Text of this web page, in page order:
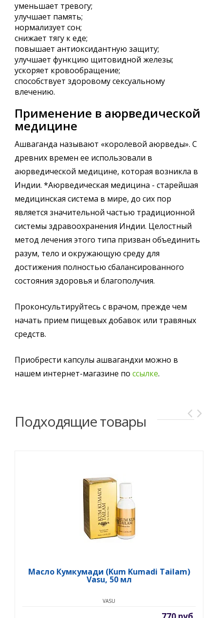
уменьшает тревогу;
улучшает память;
нормализует сон;
снижает тягу к еде;
повышает антиоксидантную защиту;
улучшает функцию щитовидной железы;
ускоряет кровообращение;
способствует здоровому сексуальному
влечению.
Применение в аюрведической
медицине
Ашваганда называют «королевой аюрведы». С
древних времен ее использовали в
аюрведической медицине, которая возникла в
Индии. *Аюрведическая медицина - старейшая
медицинская система в мире, до сих пор
является значительной частью традиционной
системы здравоохранения Индии. Целостный
метод лечения этого типа призван объединить
разум, тело и окружающую среду для
достижения полностью сбалансированного
состояния здоровья и благополучия.
Проконсультируйтесь с врачом, прежде чем
начать прием пищевых добавок или травяных
средств.
Приобрести капсулы ашвагандхи можно в
нашем интернет-магазине по ссылке.
Подходящие товары
Масло Кумкумади (Kum Kumadi Tailam)
Vasu, 50 мл
VASU